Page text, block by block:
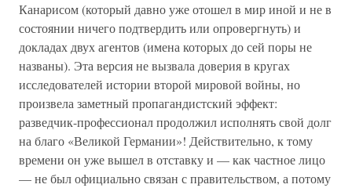
Канарисом (который давно уже отошел в мир иной и не в
состоянии ничего подтвердить или опровергнуть) и
докладах двух агентов (имена которых до сей поры не
названы). Эта версия не вызвала доверия в кругах
исследователей истории второй мировой войны, но
произвела заметный пропагандистский эффект:
разведчик-профессионал продолжил исполнять свой долг
на благо «Великой Германии»! Действительно, к тому
времени он уже вышел в отставку и — как частное лицо
— не был официально связан с правительством, а потому